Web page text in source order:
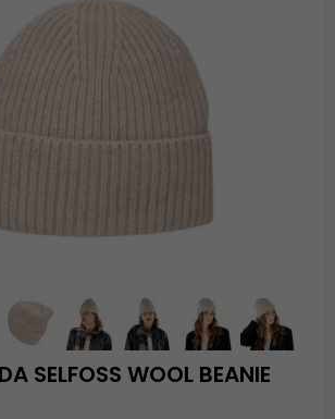
SELFOSS WOOL BEANIE